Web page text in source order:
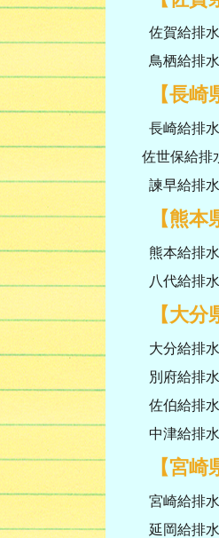
佐賀給排
鳥栖給排
【長崎
長崎給排
佐世保給排
諫早給排
【熊本
熊本給排
八代給排
【大分
大分給排
別府給排
佐伯給排
中津給排
【宮崎
宮崎給排
延岡給排